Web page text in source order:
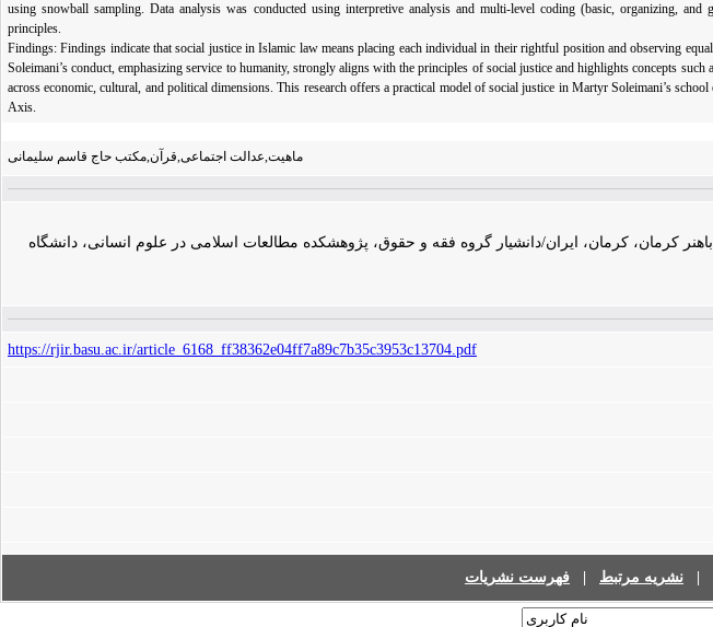
using snowball sampling. Data analysis was conducted using interpretive analysis and multi-level coding (basic, organizing,
principles.
Findings: Findings indicate that social justice in Islamic law means placing each individual in their rightful position and observing
Soleimani’s conduct, emphasizing service to humanity, strongly aligns with the principles of social justice and highlights concepts
across economic, cultural, and political dimensions. This research offers a practical model of social justice in Martyr Soleimani’s
Axis.
ماهیت,عدالت اجتماعی,قرآن,مکتب حاج قاسم سلیمانی
کرمان، کرمان، ایران/دانشیار گروه فقه و حقوق، پژوهشکده مطالعات اسلامی در علوم انسانی، دانشگاه
https://rjir.basu.ac.ir/article_6168_ff38362e04ff7a89c7b35c3953c13704.pdf
نشریه مرتبط فهرست نشریات